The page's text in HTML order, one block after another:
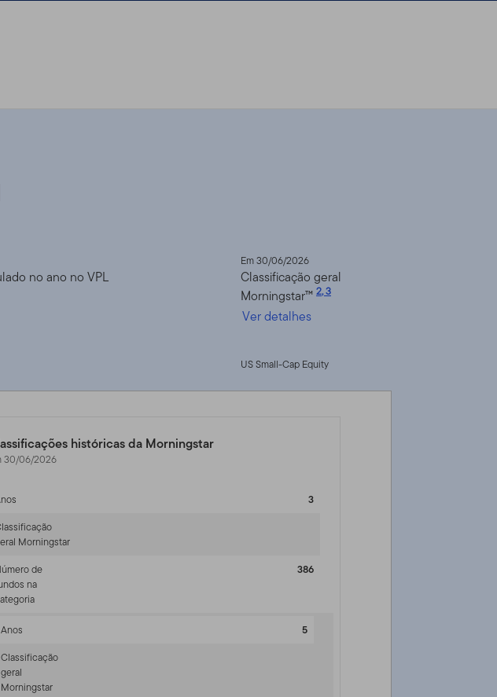
no ano no VPL
Em 30/06/2026
Classificação geral
Morningstar™ 2,3
Ver detalhes
US Small-Cap Equity
históricas da Morningstar
30/06/2026
3
Morningstar
de
na
386
Anos
5
Classificação
geral
Morningstar